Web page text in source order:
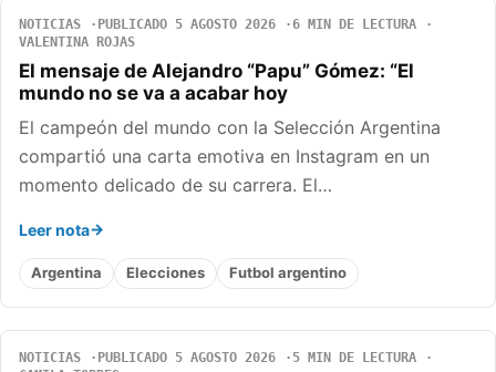
NOTICIAS PUBLICADO 5 AGOSTO 2026
6 MIN DE LECTURA
VALENTINA ROJAS
El mensaje de Alejandro “Papu” Gómez: “El
mundo no se va a acabar hoy
El campeón del mundo con la Selección Argentina
compartió una carta emotiva en Instagram en un
momento delicado de su carrera. El…
Leer nota
Argentina Elecciones Futbol argentino
NOTICIAS PUBLICADO 5 AGOSTO 2026
5 MIN DE LECTURA